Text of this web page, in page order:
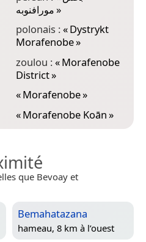
مورافنوبه»
polonais :«Dystrykt
Morafenobe»
zoulou :«Morafenobe
District»
«Morafenobe»
«Morafenobe Koān»
que Bevoay et
Bemahatazana
hameau, 8 km à l’ouest